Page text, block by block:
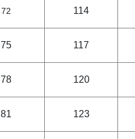
72 114
75 117
78 120
81 123